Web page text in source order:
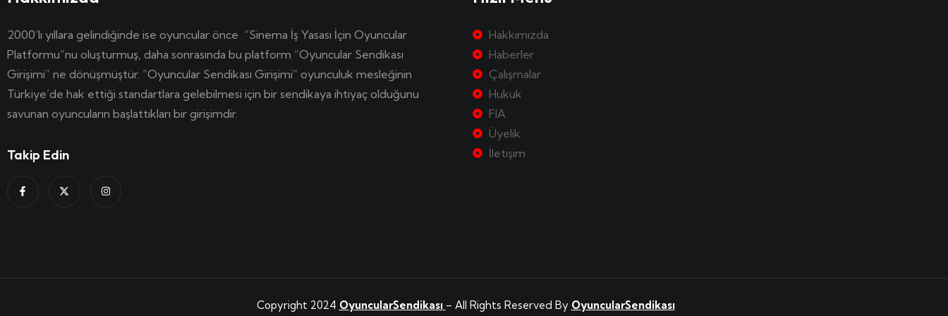
2000’lı yıllara gelindiğinde ise oyuncular önce “Sinema İş Yasası İçin Oyuncular
Platformu”nu oluşturmuş, daha sonrasında bu platform “Oyuncular Sendikası
Girişimi” ne dönüşmüştür. “Oyuncular Sendikası Girişimi” oyunculuk mesleğinin
Türkiye’de hak ettiği standartlara gelebilmesi için bir sendikaya ihtiyaç olduğunu
savunan oyuncuların başlattıkları bir girişimdir.
Takip Edin
Hakkımızda
Haberler
Çalışmalar
Hukuk
FIA
Üyelik
İletişim
Copyright 2024 OyuncularSendikası – All Rights Reserved By OyuncularSendikası